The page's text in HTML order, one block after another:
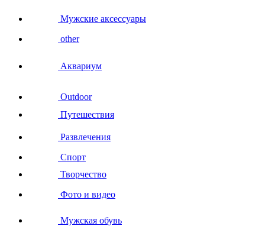
Мужские аксессуары
other
Аквариум
Outdoor
Путешествия
Развлечения
Спорт
Творчество
Фото и видео
Мужская обувь